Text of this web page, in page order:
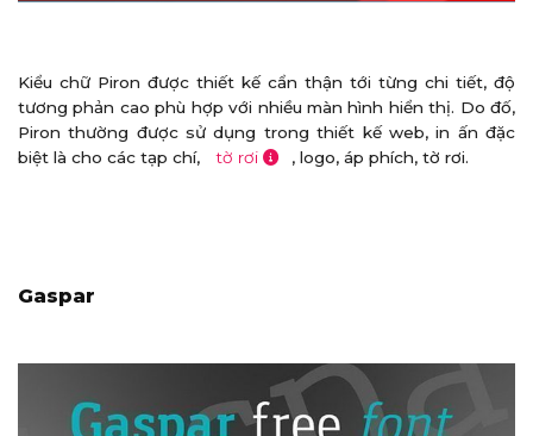
Kiểu chữ Piron được thiết kế cẩn thận tới từng chi tiết, độ
tương phản cao phù hợp với nhiều màn hình hiển thị. Do đố,
Piron thường được sử dụng trong thiết kế web, in ấn đặc
biệt là cho các tạp chí,
tờ rơi , logo, áp phích, tờ rơi.
Gaspar